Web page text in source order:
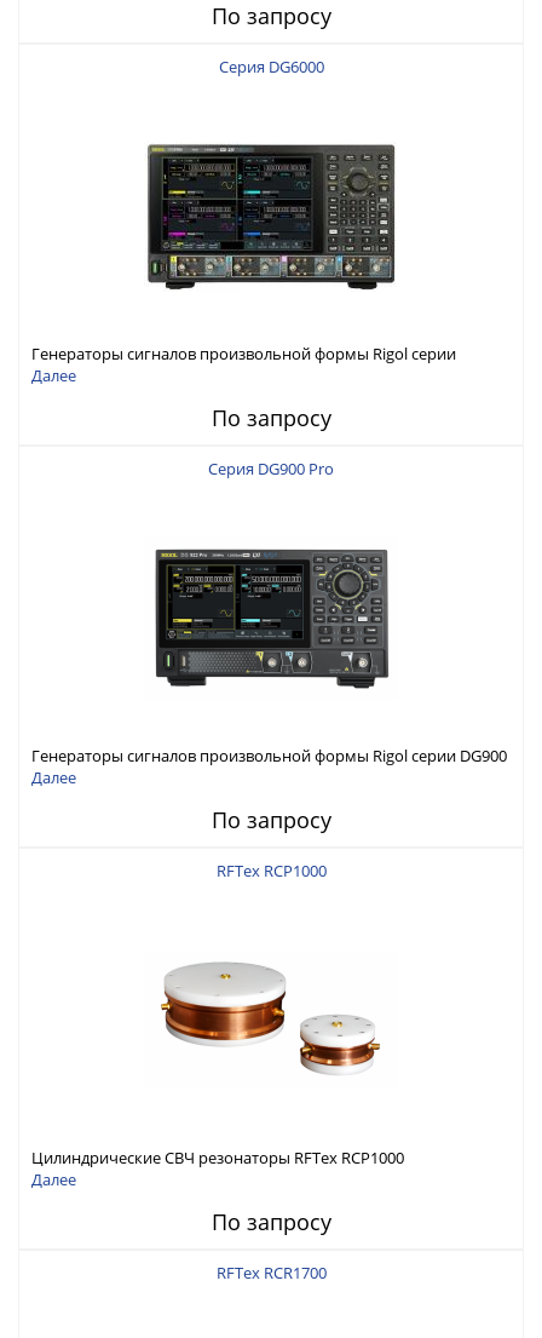
По запросу
Серия DG6000
Генераторы сигналов произвольной формы Rigol серии
DG6000 до 500 МГц или до 1 ГГц
Далее
По запросу
Серия DG900 Pro
Генераторы сигналов произвольной формы Rigol серии DG900
Pro с максимальной частотой 200 МГц
Далее
По запросу
RFTex RCP1000
Цилиндрические СВЧ резонаторы RFTex RCP1000
Далее
По запросу
RFTex RCR1700